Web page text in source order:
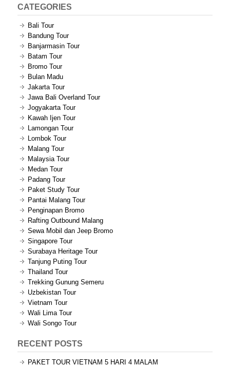
CATEGORIES
Bali Tour
Bandung Tour
Banjarmasin Tour
Batam Tour
Bromo Tour
Bulan Madu
Jakarta Tour
Jawa Bali Overland Tour
Jogyakarta Tour
Kawah Ijen Tour
Lamongan Tour
Lombok Tour
Malang Tour
Malaysia Tour
Medan Tour
Padang Tour
Paket Study Tour
Pantai Malang Tour
Penginapan Bromo
Rafting Outbound Malang
Sewa Mobil dan Jeep Bromo
Singapore Tour
Surabaya Heritage Tour
Tanjung Puting Tour
Thailand Tour
Trekking Gunung Semeru
Uzbekistan Tour
Vietnam Tour
Wali Lima Tour
Wali Songo Tour
RECENT POSTS
PAKET TOUR VIETNAM 5 HARI 4 MALAM